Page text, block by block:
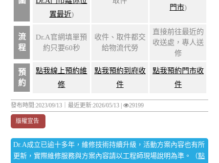
置最近)
門市)
流
程
Dr.A官網填單預
約只要60秒
收件、取件都交
給物流代勞
直接前往最近的
收送處，專人送
修
預
約
點我線上預約維
修
點我預約到府收
件
點我預約門市收
件
發布時間:2023/09/13｜最近更新:2026/05/13 | 29199
版權宣告
Dr.A成立已逾十多年，維修技術持續升級，活動方案內容也有所
更新，實際維修服務與方案內容請以工程師現場說明為準。（點